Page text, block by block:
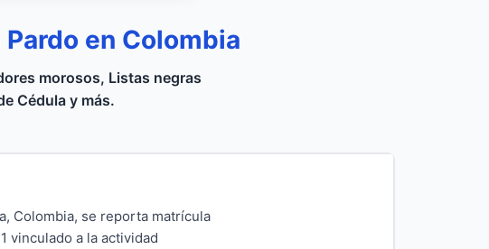
en Colombia
morosos, Listas negras
Cédula y más.
Colombia, se reporta matrícula
vinculado a la actividad